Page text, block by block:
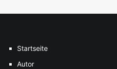
Startseite
Autor